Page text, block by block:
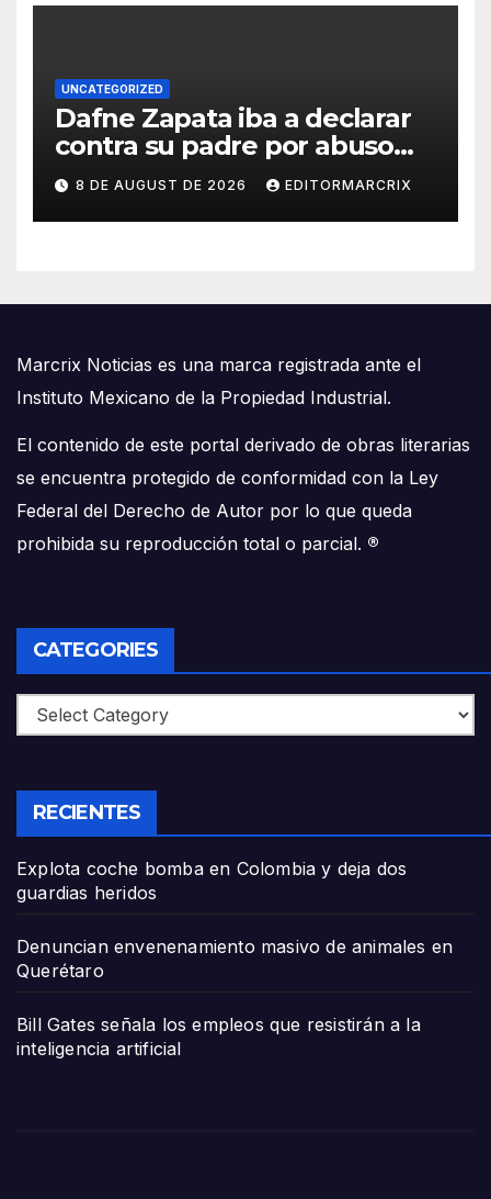
UNCATEGORIZED
Dafne Zapata iba a declarar
contra su padre por abuso
sexual
8 DE AUGUST DE 2026 EDITORMARCRIX
Marcrix Noticias es una marca registrada ante el
Instituto Mexicano de la Propiedad Industrial.
El contenido de este portal derivado de obras literarias
se encuentra protegido de conformidad con la Ley
Federal del Derecho de Autor por lo que queda
prohibida su reproducción total o parcial. ®
CATEGORIES
Categories
RECIENTES
Explota coche bomba en Colombia y deja dos
guardias heridos
Denuncian envenenamiento masivo de animales en
Querétaro
Bill Gates señala los empleos que resistirán a la
inteligencia artificial